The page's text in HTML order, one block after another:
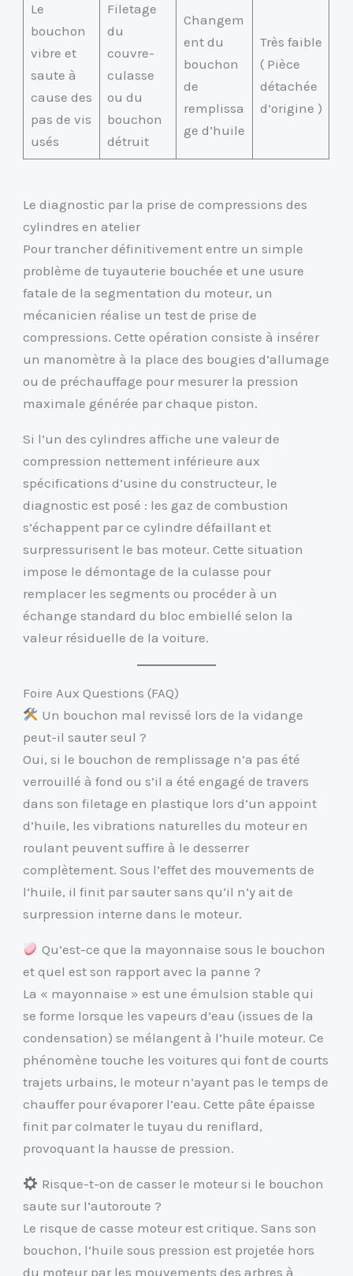
Le
bouchon
vibre et
saute à
cause des
pas de vis
usés
Filetage
du
couvre-
culasse
ou du
bouchon
détruit
Changem
ent du
bouchon
de
remplissa
ge d’huile
Très faible
( Pièce
détachée
d’origine )
Le diagnostic par la prise de compressions des
cylindres en atelier
Pour trancher définitivement entre un simple
problème de tuyauterie bouchée et une usure
fatale de la segmentation du moteur, un
mécanicien réalise un test de prise de
compressions. Cette opération consiste à insérer
un manomètre à la place des bougies d’allumage
ou de préchauffage pour mesurer la pression
maximale générée par chaque piston.
Si l’un des cylindres affiche une valeur de
compression nettement inférieure aux
spécifications d’usine du constructeur, le
diagnostic est posé : les gaz de combustion
s’échappent par ce cylindre défaillant et
surpressurisent le bas moteur. Cette situation
impose le démontage de la culasse pour
remplacer les segments ou procéder à un
échange standard du bloc embiellé selon la
valeur résiduelle de la voiture.
Foire Aux Questions (FAQ)
Un bouchon mal revissé lors de la vidange
peut-il sauter seul ?
Oui, si le bouchon de remplissage n’a pas été
verrouillé à fond ou s’il a été engagé de travers
dans son filetage en plastique lors d’un appoint
d’huile, les vibrations naturelles du moteur en
roulant peuvent suffire à le desserrer
complètement. Sous l’effet des mouvements de
l’huile, il finit par sauter sans qu’il n’y ait de
surpression interne dans le moteur.
Qu’est-ce que la mayonnaise sous le bouchon
et quel est son rapport avec la panne ?
La « mayonnaise » est une émulsion stable qui
se forme lorsque les vapeurs d’eau (issues de la
condensation) se mélangent à l’huile moteur. Ce
phénomène touche les voitures qui font de courts
trajets urbains, le moteur n’ayant pas le temps de
chauffer pour évaporer l’eau. Cette pâte épaisse
finit par colmater le tuyau du reniflard,
provoquant la hausse de pression.
Risque-t-on de casser le moteur si le bouchon
saute sur l’autoroute ?
Le risque de casse moteur est critique. Sans son
bouchon, l’huile sous pression est projetée hors
du moteur par les mouvements des arbres à